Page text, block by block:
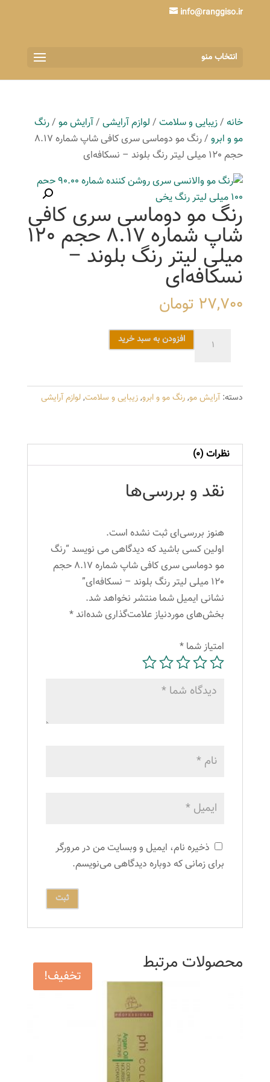
info@ranggiso.ir
انتخاب منو
خانه/زیبایی و سلامت/ لوازم آرایشی/آرایش مو/رنگ
مو و ابرو
/ رنگ مو دوماسی سری کافی شاپ شماره 8.17
حجم 120 میلی لیتر رنگ بلوند – نسکافه‌ای
رنگ مو دوماسی سری کافی
شاپ شماره 8.17 حجم 120
میلی لیتر رنگ بلوند –
نسکافه‌ای
27,700 تومان
سری
کافی
8.17
حجم
120
میلی
رنگ
بلوند
نسکافه‌ای
عدد
افزودن به سبد خرید
دسته:آرایش مو,رنگ مو و ابرو,زیبایی و سلامت,لوازم آرایشی
نظرات (0)
نقد و بررسی‌ها
هنوز بررسی‌ای ثبت نشده است.
اولین کسی باشید که دیدگاهی می نویسد “رنگ
مو دوماسی سری کافی شاپ شماره 8.17 حجم
120 میلی لیتر رنگ بلوند – نسکافه‌ای”
نشانی ایمیل شما منتشر نخواهد شد.
بخش‌های موردنیاز علامت‌گذاری شده‌اند*
امتیاز شما *
ذخیره نام، ایمیل و وبسایت من در مرورگر
برای زمانی که دوباره دیدگاهی می‌نویسم.
محصولات مرتبط
تخفیف!